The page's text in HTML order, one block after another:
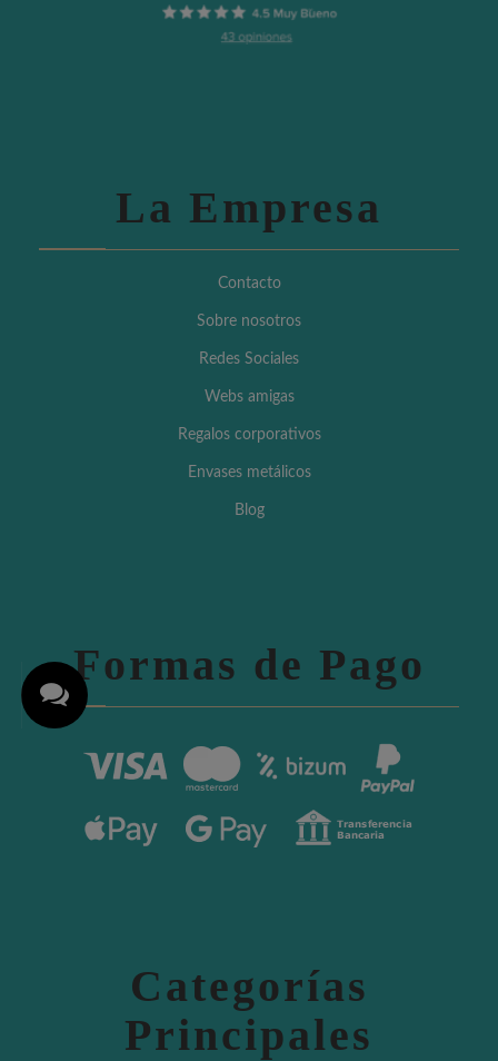
La Empresa
Contacto
Sobre nosotros
Redes Sociales
Webs amigas
Regalos corporativos
Envases metálicos
Blog
Formas de Pago
Categorías
Principales